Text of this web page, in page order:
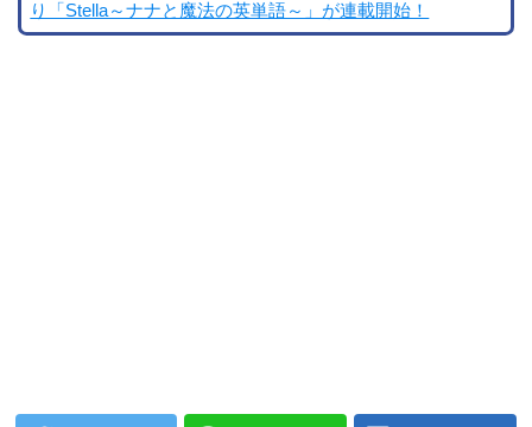
り「Stella～ナナと魔法の英単語～」が連載開始！